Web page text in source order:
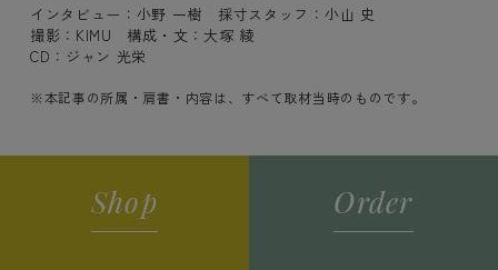
インタビュー：小野 一樹 採寸スタッフ：小山 史
撮影：KIMU 構成・文：大塚 綾
CD：ジャン 光栄
※本記事の所属・肩書・内容は、すべて取材当時のものです。
Shop Order